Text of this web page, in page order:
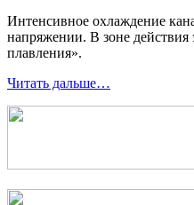
Интенсивное охлаждение
напряжении. В зоне действия
плавления».
Читать дальше…